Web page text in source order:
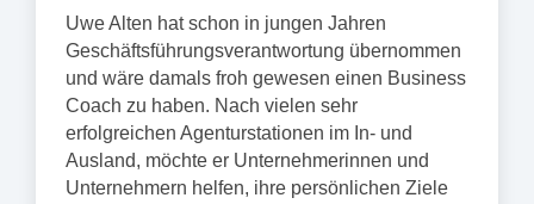
Uwe Alten hat schon in jungen Jahren
Geschäftsführungsverantwortung übernommen
und wäre damals froh gewesen einen Business
Coach zu haben. Nach vielen sehr
erfolgreichen Agenturstationen im In- und
Ausland, möchte er Unternehmerinnen und
Unternehmern helfen, ihre persönlichen Ziele